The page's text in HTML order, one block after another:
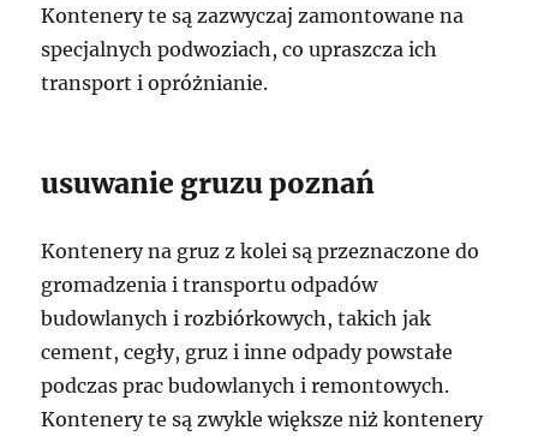
Kontenery te są zazwyczaj zamontowane na
specjalnych podwoziach, co upraszcza ich
transport i opróżnianie.
usuwanie gruzu poznań
Kontenery na gruz z kolei są przeznaczone do
gromadzenia i transportu odpadów
budowlanych i rozbiórkowych, takich jak
cement, cegły, gruz i inne odpady powstałe
podczas prac budowlanych i remontowych.
Kontenery te są zwykle większe niż kontenery